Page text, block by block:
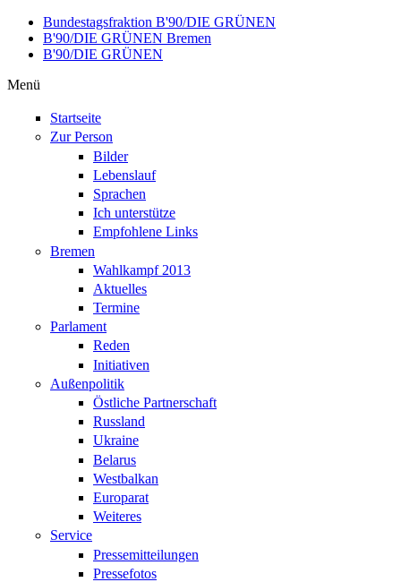
Direkt zum Inhalt
Bundestagsfraktion B'90/DIE GRÜNEN
B'90/DIE GRÜNEN Bremen
B'90/DIE GRÜNEN
Menü
Startseite
Zur Person
Bilder
Lebenslauf
Sprachen
Ich unterstütze
Empfohlene Links
Bremen
Wahlkampf 2013
Aktuelles
Termine
Parlament
Reden
Initiativen
Außenpolitik
Östliche Partnerschaft
Russland
Ukraine
Belarus
Westbalkan
Europarat
Weiteres
Service
Pressemitteilungen
Pressefotos